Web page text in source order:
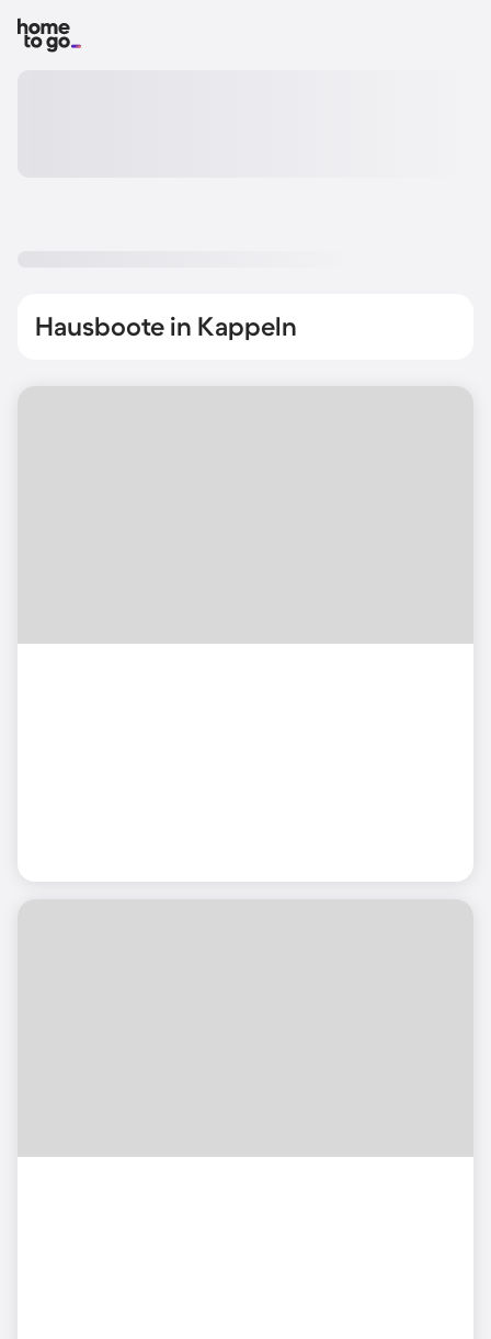
Hausboote in Kappeln